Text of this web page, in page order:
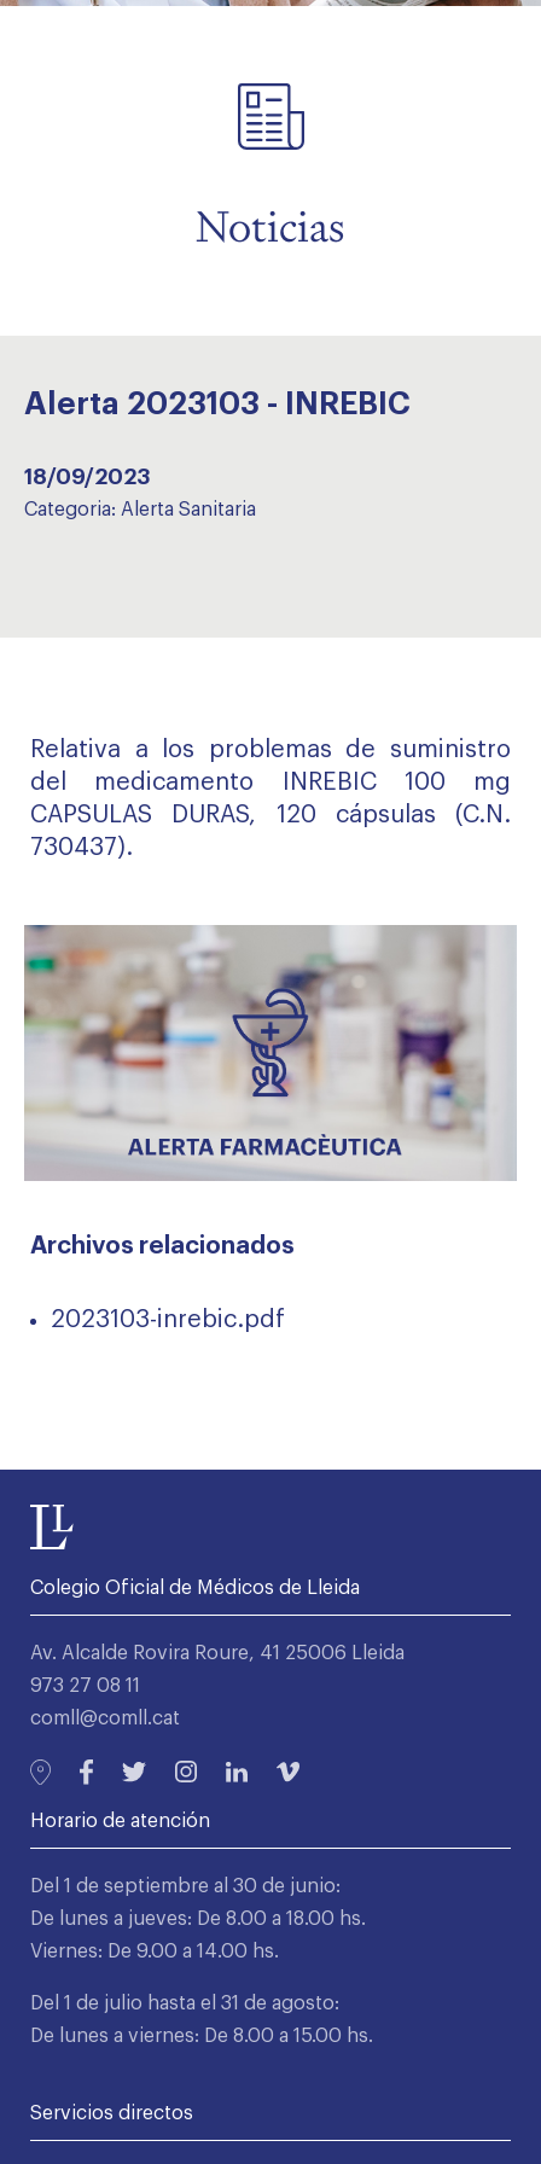
Noticias
Alerta 2023103 - INREBIC
18/09/2023
Categoria: Alerta Sanitaria
Archivos relacionados
2023103-inrebic.pdf
Relativa a los problemas de suministro
del medicamento INREBIC 100 mg
CAPSULAS DURAS, 120 cápsulas (C.N.
730437).
Colegio Oficial de Médicos de Lleida
Av. Alcalde Rovira Roure, 41 25006 Lleida
973 27 08 11
comll@comll.cat
Horario de atención
Del 1 de septiembre al 30 de junio:
De lunes a jueves: De 8.00 a 18.00 hs.
Viernes: De 9.00 a 14.00 hs.
Del 1 de julio hasta el 31 de agosto:
De lunes a viernes: De 8.00 a 15.00 hs.
Servicios directos